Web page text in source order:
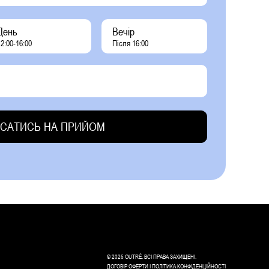
16:00
Вечір
Після 16:00
© 2026 OUTRÉ. ВСІ ПРАВА ЗАХИЩЕНІ.
ДОГОВІР ОФЕРТИIПОЛІТИКА КОНФІДЕНЦІЙНОСТІ